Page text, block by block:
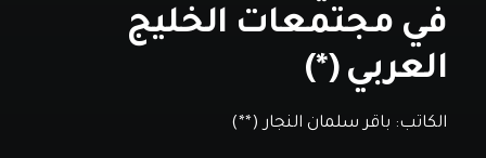
في مجتمعات الخليج
العربي (*)
الكاتب: باقر سلمان النجار (**)